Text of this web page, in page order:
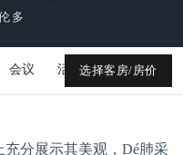
多
会议 活动 媒体库
选择客房/房价
分展示其美观，Dé肺采